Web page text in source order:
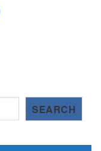
SEARCH